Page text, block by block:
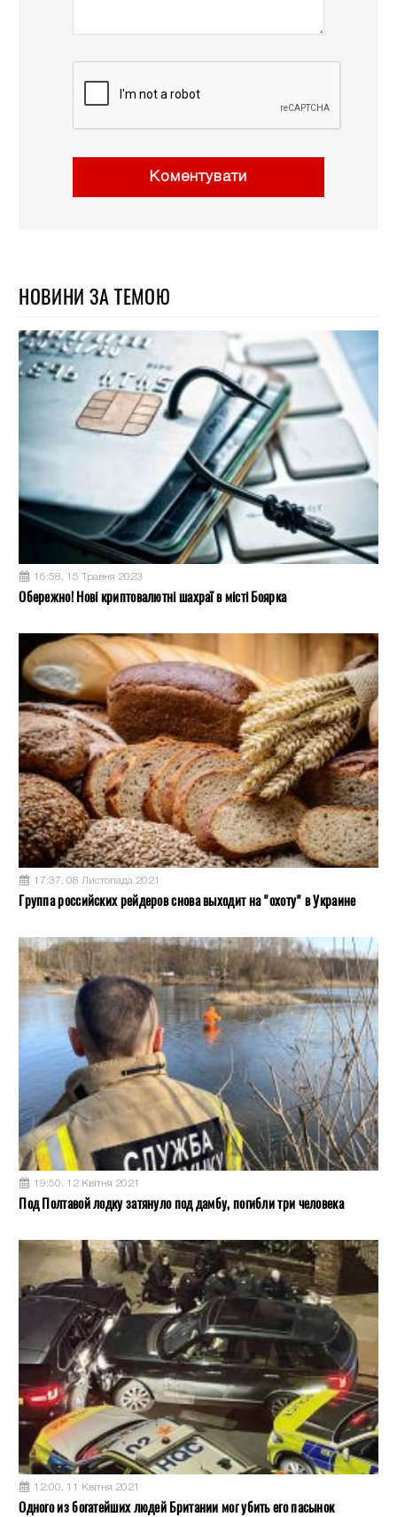
Коментувати
НОВИНИ ЗА ТЕМОЮ
16:58, 15 Травня 2023
Обережно! Нові криптовалютні шахраї в місті Боярка
17:37, 08 Листопада 2021
Группа российских рейдеров снова выходит на "охоту" в Украине
19:50, 12 Квітня 2021
Под Полтавой лодку затянуло под дамбу, погибли три человека
12:00, 11 Квітня 2021
Одного из богатейших людей Британии мог убить его пасынок